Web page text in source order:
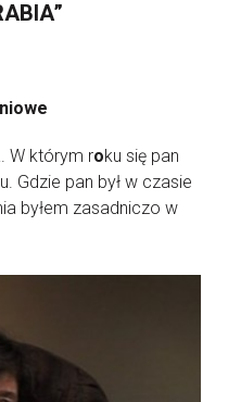
W którym roku się pan
Gdzie pan był w czasie
byłem zasadniczo w